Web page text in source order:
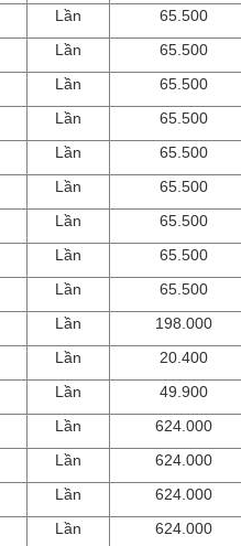
Lần
65.500
Lần
65.500
Lần
65.500
Lần
65.500
Lần
65.500
Lần
65.500
Lần
65.500
Lần
65.500
Lần
65.500
Lần
198.000
Lần
20.400
Lần
49.900
Lần
624.000
Lần
624.000
Lần
624.000
Lần 624.000